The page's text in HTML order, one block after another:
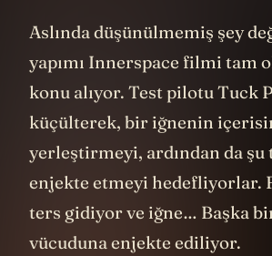
Aslında düşünülmemiş şey
yapımı Innerspace filmi tam
konu alıyor. Test pilotu Tuck
küçülterek, bir iğnenin
yerleştirmeyi, ardından da şu
enjekte etmeyi hedefliyorlar.
ters gidiyor ve iğne… Başka
vücuduna enjekte ediliyor.